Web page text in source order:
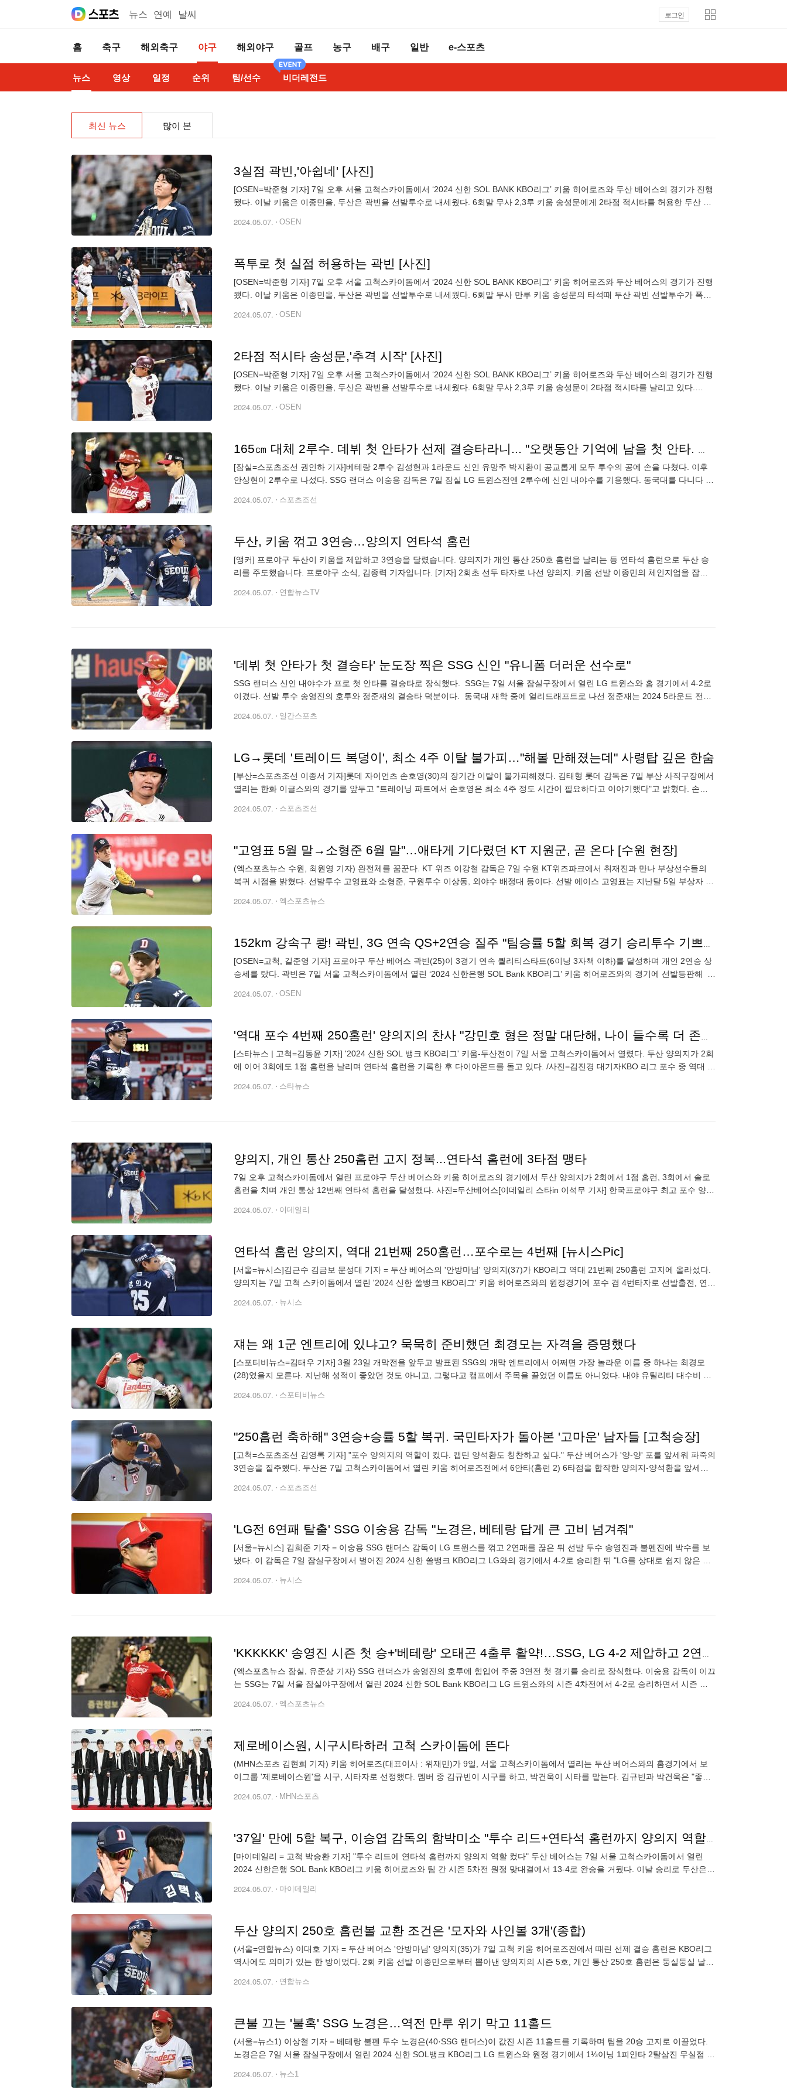
뉴스 연예 날씨 로그인
홈 축구 해외축구 야구 해외야구 골프 농구 배구 일반 e-스포츠
뉴스 영상 일정 순위 팀/선수 비더레전드
최신 뉴스 많이 본
3실점 곽빈,'아쉽네' [사진]
[OSEN=박준형 기자] 7일 오후 서울 고척스카이돔에서 ‘2024 신한 SOL BANK KBO리그’ 키움 히어로즈와 두산 베어스의 경기가 진행
됐다. 이날 키움은 이종민을, 두산은 곽빈을 선발투수로 내세웠다. 6회말 무사 2,3루 키움 송성문에게 2타점 적시타를 허용한 두산 곽
2024.05.07. OSEN
폭투로 첫 실점 허용하는 곽빈 [사진]
[OSEN=박준형 기자] 7일 오후 서울 고척스카이돔에서 ‘2024 신한 SOL BANK KBO리그’ 키움 히어로즈와 두산 베어스의 경기가 진행
됐다. 이날 키움은 이종민을, 두산은 곽빈을 선발투수로 내세웠다. 6회말 무사 만루 키움 송성문의 타석때 두산 곽빈 선발투수가 폭투
2024.05.07. OSEN
2타점 적시타 송성문,'추격 시작' [사진]
[OSEN=박준형 기자] 7일 오후 서울 고척스카이돔에서 ‘2024 신한 SOL BANK KBO리그’ 키움 히어로즈와 두산 베어스의 경기가 진행
됐다. 이날 키움은 이종민을, 두산은 곽빈을 선발투수로 내세웠다. 6회말 무사 2,3루 키움 송성문이 2타점 적시타를 날리고 있다.
2024.05.07. OSEN
165㎝ 대체 2루수. 데뷔 첫 안타가 선제 결승타라니... "오랫동안 기억에 남을 첫 안타. 항상 유니폼이 더러운 선수로 기억되고 싶다"[잠실 코멘트]
[잠실=스포츠조선 권인하 기자]베테랑 2루수 김성현과 1라운드 신인 유망주 박지환이 공교롭게 모두 투수의 공에 손을 다쳤다. 이후
안상현이 2루수로 나섰다. SSG 랜더스 이숭용 감독은 7일 잠실 LG 트윈스전엔 2루수에 신인 내야수를 기용했다. 동국대를 다니다 얼
2024.05.07. 스포츠조선
두산, 키움 꺾고 3연승…양의지 연타석 홈런
[앵커] 프로야구 두산이 키움을 제압하고 3연승을 달렸습니다. 양의지가 개인 통산 250호 홈런을 날리는 등 연타석 홈런으로 두산 승
리를 주도했습니다. 프로야구 소식, 김종력 기자입니다. [기자] 2회초 선두 타자로 나선 양의지. 키움 선발 이종민의 체인지업을 잡아
2024.05.07. 연합뉴스TV
'데뷔 첫 안타가 첫 결승타' 눈도장 찍은 SSG 신인 "유니폼 더러운 선수로"
SSG 랜더스 신인 내야수가 프로 첫 안타를 결승타로 장식했다. SSG는 7일 서울 잠실구장에서 열린 LG 트윈스와 홈 경기에서 4-2로
이겼다. 선발 투수 송영진의 호투와 정준재의 결승타 덕분이다. 동국대 재학 중에 얼리드래프트로 나선 정준재는 2024 5라운드 전체
2024.05.07. 일간스포츠
LG→롯데 '트레이드 복덩이', 최소 4주 이탈 불가피…"해볼 만해졌는데" 사령탑 깊은 한숨
[부산=스포츠조선 이종서 기자]롯데 자이언츠 손호영(30)의 장기간 이탈이 불가피해졌다. 김태형 롯데 감독은 7일 부산 사직구장에서
열리는 한화 이글스와의 경기를 앞두고 "트레이닝 파트에서 손호영은 최소 4주 정도 시간이 필요하다고 이야기했다"고 밝혔다. 손호
2024.05.07. 스포츠조선
"고영표 5월 말→소형준 6월 말"…애타게 기다렸던 KT 지원군, 곧 온다 [수원 현장]
(엑스포츠뉴스 수원, 최원영 기자) 완전체를 꿈꾼다. KT 위즈 이강철 감독은 7일 수원 KT위즈파크에서 취재진과 만나 부상선수들의
복귀 시점을 밝혔다. 선발투수 고영표와 소형준, 구원투수 이상동, 외야수 배정대 등이다. 선발 에이스 고영표는 지난달 5일 부상자 명
2024.05.07. 엑스포츠뉴스
152km 강속구 쾅! 곽빈, 3G 연속 QS+2연승 질주 "팀승률 5할 회복 경기 승리투수 기쁘다" [오!쎈 고척]
[OSEN=고척, 길준영 기자] 프로야구 두산 베어스 곽빈(25)이 3경기 연속 퀄리티스타트(6이닝 3자책 이하)를 달성하며 개인 2연승 상
승세를 탔다. 곽빈은 7일 서울 고척스카이돔에서 열린 ‘2024 신한은행 SOL Bank KBO리그’ 키움 히어로즈와의 경기에 선발등판해 6
2024.05.07. OSEN
'역대 포수 4번째 250홈런' 양의지의 찬사 "강민호 형은 정말 대단해, 나이 들수록 더 존경스럽다" [고쳑 현장]
[스타뉴스 | 고척=김동윤 기자] '2024 신한 SOL 뱅크 KBO리그' 키움-두산전이 7일 서울 고척스카이돔에서 열렸다. 두산 양의지가 2회
에 이어 3회에도 1점 홈런을 날리며 연타석 홈런을 기록한 후 다이아몬드를 돌고 있다. /사진=김진경 대기자KBO 리그 포수 중 역대 세
2024.05.07. 스타뉴스
양의지, 개인 통산 250홈런 고지 정복...연타석 홈런에 3타점 맹타
7일 오후 고척스카이돔에서 열린 프로야구 두산 베어스와 키움 히어로즈의 경기에서 두산 양의지가 2회에서 1점 홈런, 3회에서 솔로
홈런을 치며 개인 통상 12번째 연타석 홈런을 달성했다. 사진=두산베어스[이데일리 스타in 이석무 기자] 한국프로야구 최고 포수 양의
2024.05.07. 이데일리
연타석 홈런 양의지, 역대 21번째 250홈런…포수로는 4번째 [뉴시스Pic]
[서울=뉴시스]김근수 김금보 문성대 기자 = 두산 베어스의 '안방마님' 양의지(37)가 KBO리그 역대 21번째 250홈런 고지에 올라섰다.
양의지는 7일 고척 스카이돔에서 열린 '2024 신한 쏠뱅크 KBO리그' 키움 히어로즈와의 원정경기에 포수 겸 4번타자로 선발출전, 연타
2024.05.07. 뉴시스
쟤는 왜 1군 엔트리에 있냐고? 묵묵히 준비했던 최경모는 자격을 증명했다
[스포티비뉴스=김태우 기자] 3월 23일 개막전을 앞두고 발표된 SSG의 개막 엔트리에서 어쩌면 가장 놀라운 이름 중 하나는 최경모
(28)였을지 모른다. 지난해 성적이 좋았던 것도 아니고, 그렇다고 캠프에서 주목을 끌었던 이름도 아니었다. 내야 유틸리티 대수비 및
2024.05.07. 스포티비뉴스
"250홈런 축하해" 3연승+승률 5할 복귀. 국민타자가 돌아본 '고마운' 남자들 [고척승장]
[고척=스포츠조선 김영록 기자] "포수 양의지의 역할이 컸다. 캡틴 양석환도 칭찬하고 싶다." 두산 베어스가 '양-양' 포를 앞세워 파죽의
3연승을 질주했다. 두산은 7일 고척스카이돔에서 열린 키움 히어로즈전에서 6안타(홈런 2) 6타점을 합작한 양의지-양석환을 앞세워
2024.05.07. 스포츠조선
'LG전 6연패 탈출' SSG 이숭용 감독 "노경은, 베테랑 답게 큰 고비 넘겨줘"
[서울=뉴시스] 김희준 기자 = 이숭용 SSG 랜더스 감독이 LG 트윈스를 꺾고 2연패를 끊은 뒤 선발 투수 송영진과 불펜진에 박수를 보
냈다. 이 감독은 7일 잠실구장에서 벌어진 2024 신한 쏠뱅크 KBO리그 LG와의 경기에서 4-2로 승리한 뒤 "LG를 상대로 쉽지 않은 경
2024.05.07. 뉴시스
'KKKKKK' 송영진 시즌 첫 승+'베테랑' 오태곤 4출루 활약!…SSG, LG 4-2 제압하고 2연패 탈출 [잠실:스코어]
(엑스포츠뉴스 잠실, 유준상 기자) SSG 랜더스가 송영진의 호투에 힘입어 주중 3연전 첫 경기를 승리로 장식했다. 이숭용 감독이 이끄
는 SSG는 7일 서울 잠실야구장에서 열린 2024 신한 SOL Bank KBO리그 LG 트윈스와의 시즌 4차전에서 4-2로 승리하면서 시즌 성
2024.05.07. 엑스포츠뉴스
제로베이스원, 시구시타하러 고척 스카이돔에 뜬다
(MHN스포츠 김현희 기자) 키움 히어로즈(대표이사 : 위재민)가 9일, 서울 고척스카이돔에서 열리는 두산 베어스와의 홈경기에서 보
이그룹 '제로베이스원'을 시구, 시타자로 선정했다. 멤버 중 김규빈이 시구를 하고, 박건욱이 시타를 맡는다. 김규빈과 박건욱은 "좋은
2024.05.07. MHN스포츠
'37일' 만에 5할 복구, 이승엽 감독의 함박미소 "투수 리드+연타석 홈런까지 양의지 역할 컸다" [MD고척]
[마이데일리 = 고척 박승환 기자] "투수 리드에 연타석 홈런까지 양의지 역할 컸다" 두산 베어스는 7일 서울 고척스카이돔에서 열린
2024 신한은행 SOL Bank KBO리그 키움 히어로즈와 팀 간 시즌 5차전 원정 맞대결에서 13-4로 완승을 거뒀다. 이날 승리로 두산은 3
2024.05.07. 마이데일리
두산 양의지 250호 홈런볼 교환 조건은 '모자와 사인볼 3개'(종합)
(서울=연합뉴스) 이대호 기자 = 두산 베어스 '안방마님' 양의지(35)가 7일 고척 키움 히어로즈전에서 때린 선제 결승 홈런은 KBO리그
역사에도 의미가 있는 한 방이었다. 2회 키움 선발 이종민으로부터 뽑아낸 양의지의 시즌 5호, 개인 통산 250호 홈런은 둥실둥실 날아
2024.05.07. 연합뉴스
큰불 끄는 '불혹' SSG 노경은…역전 만루 위기 막고 11홀드
(서울=뉴스1) 이상철 기자 = 베테랑 불펜 투수 노경은(40·SSG 랜더스)이 값진 시즌 11홀드를 기록하며 팀을 20승 고지로 이끌었다.
노경은은 7일 서울 잠실구장에서 열린 2024 신한 SOL뱅크 KBO리그 LG 트윈스와 원정 경기에서 1⅓이닝 1피안타 2탈삼진 무실점 호
2024.05.07. 뉴스1